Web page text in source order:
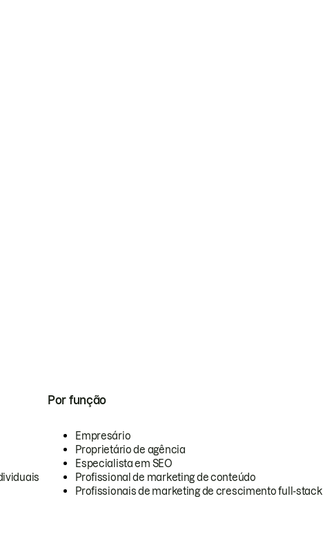
Por função
Empresário
Proprietário de agência
Especialista em SEO
Profissional de marketing de conteúdo
Profissionais de marketing de crescimento full-stack